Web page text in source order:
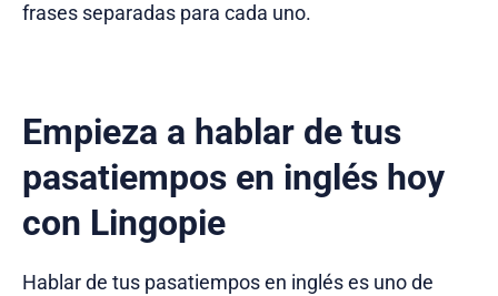
frases separadas para cada uno.
Empieza a hablar de tus
pasatiempos en inglés hoy
con Lingopie
Hablar de tus pasatiempos en inglés es uno de